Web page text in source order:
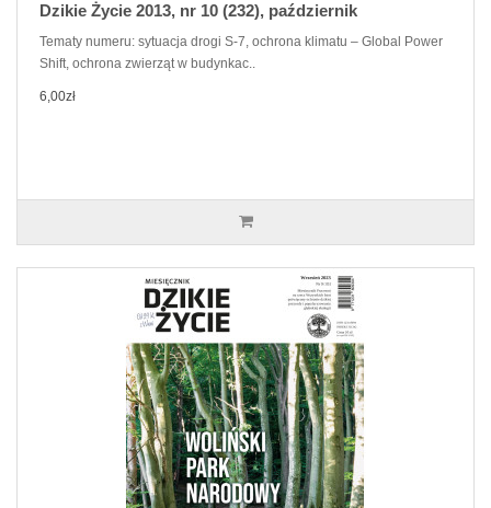
Dzikie Życie 2013, nr 10 (232), październik
Tematy numeru: sytuacja drogi S-7, ochrona klimatu – Global Power
Shift, ochrona zwierząt w budynkac..
6,00zł